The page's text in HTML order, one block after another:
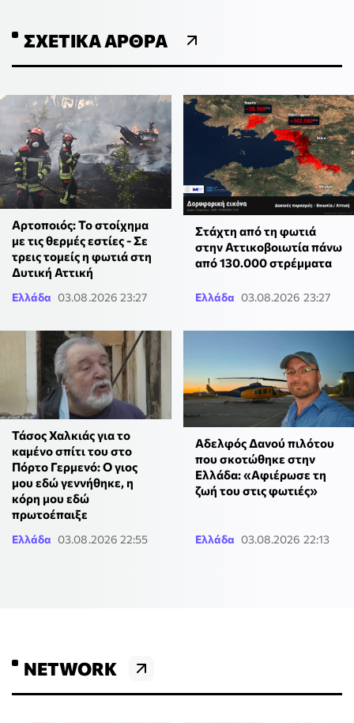
ΣΧΕΤΙΚΆ ΆΡΘΡΑ
Αρτοποιός: Το στοίχημα
με τις θερμές εστίες - Σε
τρεις τομείς η φωτιά στη
Δυτική Αττική
Ελλάδα 03.08.2026 23:27
Στάχτη από τη φωτιά
στην Αττικοβοιωτία πάνω
από 130.000 στρέμματα
Ελλάδα 03.08.2026 23:27
Τάσος Χαλκιάς για το
καμένο σπίτι του στο
Πόρτο Γερμενό: Ο γιος
μου εδώ γεννήθηκε, η
κόρη μου εδώ
πρωτοέπαιξε
Ελλάδα 03.08.2026 22:55
Αδελφός Δανού πιλότου
που σκοτώθηκε στην
Ελλάδα: «Αφιέρωσε τη
ζωή του στις φωτιές»
Ελλάδα 03.08.2026 22:13
NETWORK